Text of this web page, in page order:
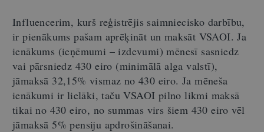
Influencerim, kurš reģistrējis saimniecisko darbību,
ir pienākums pašam aprēķināt un maksāt VSAOI. Ja
ienākums (ieņēmumi – izdevumi) mēnesī sasniedz
vai pārsniedz 430 eiro (minimālā alga valstī),
jāmaksā 32,15% vismaz no 430 eiro. Ja mēneša
ienākumi ir lielāki, taču VSAOI pilno likmi maksā
tikai no 430 eiro, no summas virs šiem 430 eiro vēl
jāmaksā 5% pensiju apdrošināšanai.